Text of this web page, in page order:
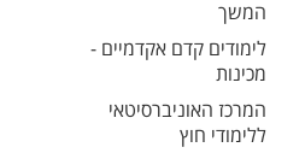
המשך
לימודים קדם אקדמיים -
מכינות
המרכז האוניברסיטאי
ללימודי חוץ